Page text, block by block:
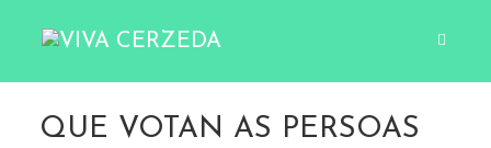
QUE VOTAN AS PERSOAS